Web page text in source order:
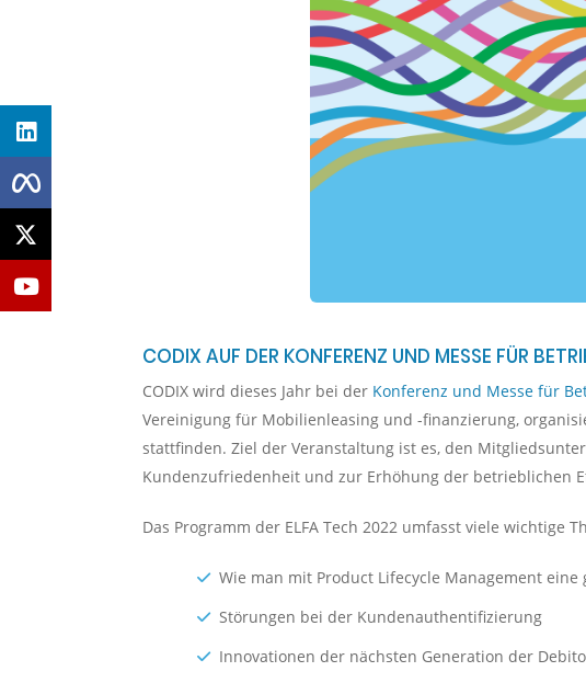
CODIX AUF DER KONFERENZ UND MESSE FÜR
CODIX wird dieses Jahr bei der Konferenz und Messe für
Vereinigung für Mobilienleasing und -finanzierung,
stattfinden. Ziel der Veranstaltung ist es, den
Kundenzufriedenheit und zur Erhöhung der betrieblichen
Das Programm der ELFA Tech 2022 umfasst viele wichtige
Wie man mit Product Lifecycle Management
Störungen bei der Kundenauthentifizierung
Innovationen der nächsten Generation der